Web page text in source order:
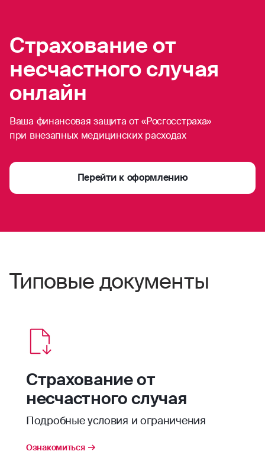
Страхование от
несчастного случая
онлайн
Ваша финансовая защита от «Росгосстраха»
при внезапных медицинских расходах
Перейти к оформлению
Типовые документы
Страхование от
несчастного случая
Подробные условия и ограничения
Ознакомиться